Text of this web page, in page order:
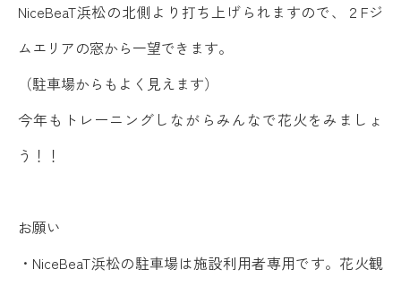
NiceBeaT浜松の北側より打ち上げられますので、２Fジ
ムエリアの窓から一望できます。
（駐車場からもよく見えます）
今年もトレーニングしながらみんなで花火をみましょ
う！！
お願い
・NiceBeaT浜松の駐車場は施設利用者専用です。花火観